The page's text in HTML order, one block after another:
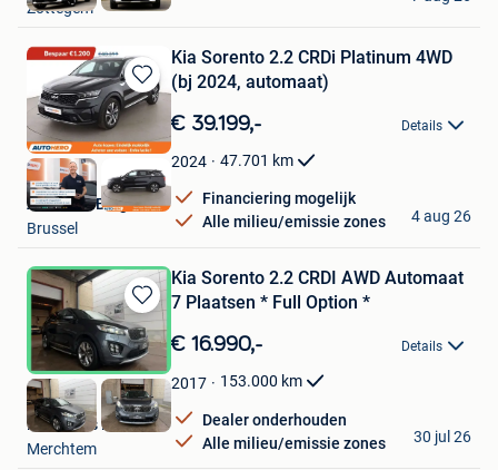
Zottegem
Bewaren
in
Mijn
Favorieten
Kia Sorento 2.2 CRDi Platinum 4WD
(bj 2024, automaat)
€ 39.199,- Details
2024 47.701 km
Financiering mogelijk
Alle milieu/emissie zones
Autohero België
Brussel
4 aug 26
Bewaren
in
Mijn
Favorieten
Kia Sorento 2.2 CRDI AWD Automaat
7 Plaatsen * Full Option *
€ 16.990,- Details
2017 153.000 km
Dealer onderhouden
Alle milieu/emissie zones
Ben's Cars BV
Merchtem
30 jul 26